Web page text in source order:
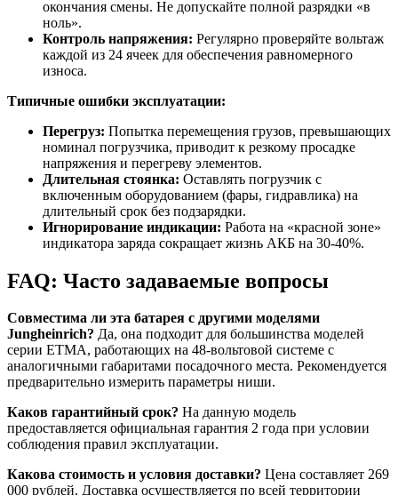
окончания смены. Не допускайте полной разрядки «в
ноль».
Контроль напряжения: Регулярно проверяйте вольтаж
каждой из 24 ячеек для обеспечения равномерного
износа.
Типичные ошибки эксплуатации:
Перегруз: Попытка перемещения грузов, превышающих
номинал погрузчика, приводит к резкому просадке
напряжения и перегреву элементов.
Длительная стоянка: Оставлять погрузчик с
включенным оборудованием (фары, гидравлика) на
длительный срок без подзарядки.
Игнорирование индикации: Работа на «красной зоне»
индикатора заряда сокращает жизнь АКБ на 30-40%.
FAQ: Часто задаваемые вопросы
Совместима ли эта батарея с другими моделями
Jungheinrich? Да, она подходит для большинства моделей
серии ETMA, работающих на 48-вольтовой системе с
аналогичными габаритами посадочного места. Рекомендуется
предварительно измерить параметры ниши.
Каков гарантийный срок? На данную модель
предоставляется официальная гарантия 2 года при условии
соблюдения правил эксплуатации.
Какова стоимость и условия доставки? Цена составляет 269
000 рублей. Доставка осуществляется по всей территории